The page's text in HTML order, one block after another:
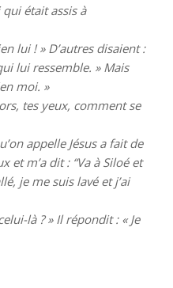
qui était assis à
lui ! » D’autres disaient :
lui ressemble. » Mais
moi. »
tes yeux, comment se
appelle Jésus a fait de
et m’a dit : “Va à Siloé et
je me suis lavé et j’ai
là ? » Il répondit : « Je